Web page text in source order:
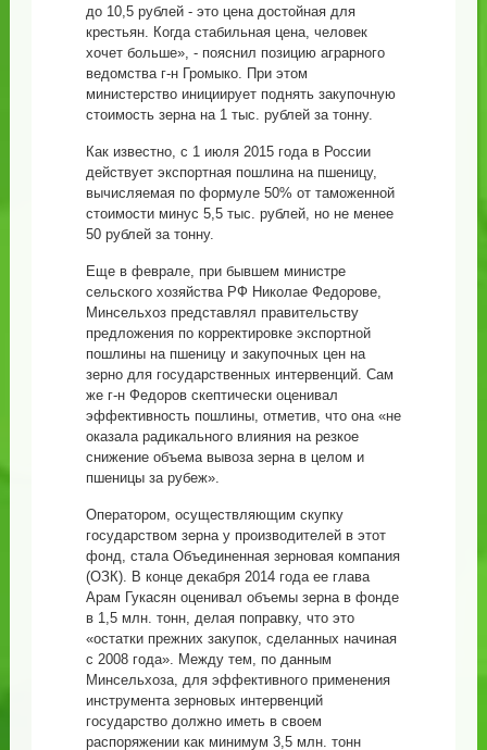
до 10,5 рублей - это цена достойная для
крестьян. Когда стабильная цена, человек
хочет больше», - пояснил позицию аграрного
ведомства г-н Громыко. При этом
министерство инициирует поднять закупочную
стоимость зерна на 1 тыс. рублей за тонну.
Как известно, с 1 июля 2015 года в России
действует экспортная пошлина на пшеницу,
вычисляемая по формуле 50% от таможенной
стоимости минус 5,5 тыс. рублей, но не менее
50 рублей за тонну.
Еще в феврале, при бывшем министре
сельского хозяйства РФ Николае Федорове,
Минсельхоз представлял правительству
предложения по корректировке экспортной
пошлины на пшеницу и закупочных цен на
зерно для государственных интервенций. Сам
же г-н Федоров скептически оценивал
эффективность пошлины, отметив, что она «не
оказала радикального влияния на резкое
снижение объема вывоза зерна в целом и
пшеницы за рубеж».
Оператором, осуществляющим скупку
государством зерна у производителей в этот
фонд, стала Объединенная зерновая компания
(ОЗК). В конце декабря 2014 года ее глава
Арам Гукасян оценивал объемы зерна в фонде
в 1,5 млн. тонн, делая поправку, что это
«остатки прежних закупок, сделанных начиная
с 2008 года». Между тем, по данным
Минсельхоза, для эффективного применения
инструмента зерновых интервенций
государство должно иметь в своем
распоряжении как минимум 3,5 млн. тонн